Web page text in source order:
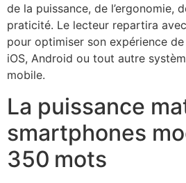
de la puissance, de l’ergonomie,
praticité. Le lecteur repartira
pour optimiser son expérience
iOS, Android ou tout autre
mobile.
La puissance
smartphones
350 mots